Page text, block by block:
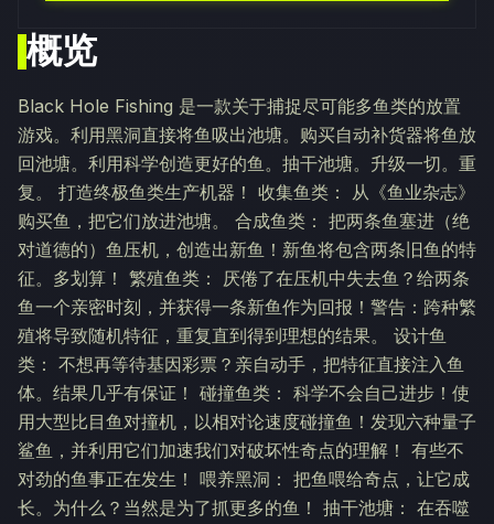
概览
Black Hole Fishing 是一款关于捕捉尽可能多鱼类的放置
游戏。利用黑洞直接将鱼吸出池塘。购买自动补货器将鱼放
回池塘。利用科学创造更好的鱼。抽干池塘。升级一切。重
复。 打造终极鱼类生产机器！ 收集鱼类： 从《鱼业杂志》
购买鱼，把它们放进池塘。 合成鱼类： 把两条鱼塞进（绝
对道德的）鱼压机，创造出新鱼！新鱼将包含两条旧鱼的特
征。多划算！ 繁殖鱼类： 厌倦了在压机中失去鱼？给两条
鱼一个亲密时刻，并获得一条新鱼作为回报！警告：跨种繁
殖将导致随机特征，重复直到得到理想的结果。 设计鱼
类： 不想再等待基因彩票？亲自动手，把特征直接注入鱼
体。结果几乎有保证！ 碰撞鱼类： 科学不会自己进步！使
用大型比目鱼对撞机，以相对论速度碰撞鱼！发现六种量子
鲨鱼，并利用它们加速我们对破坏性奇点的理解！ 有些不
对劲的鱼事正在发生！ 喂养黑洞： 把鱼喂给奇点，让它成
长。为什么？当然是为了抓更多的鱼！ 抽干池塘： 在吞噬